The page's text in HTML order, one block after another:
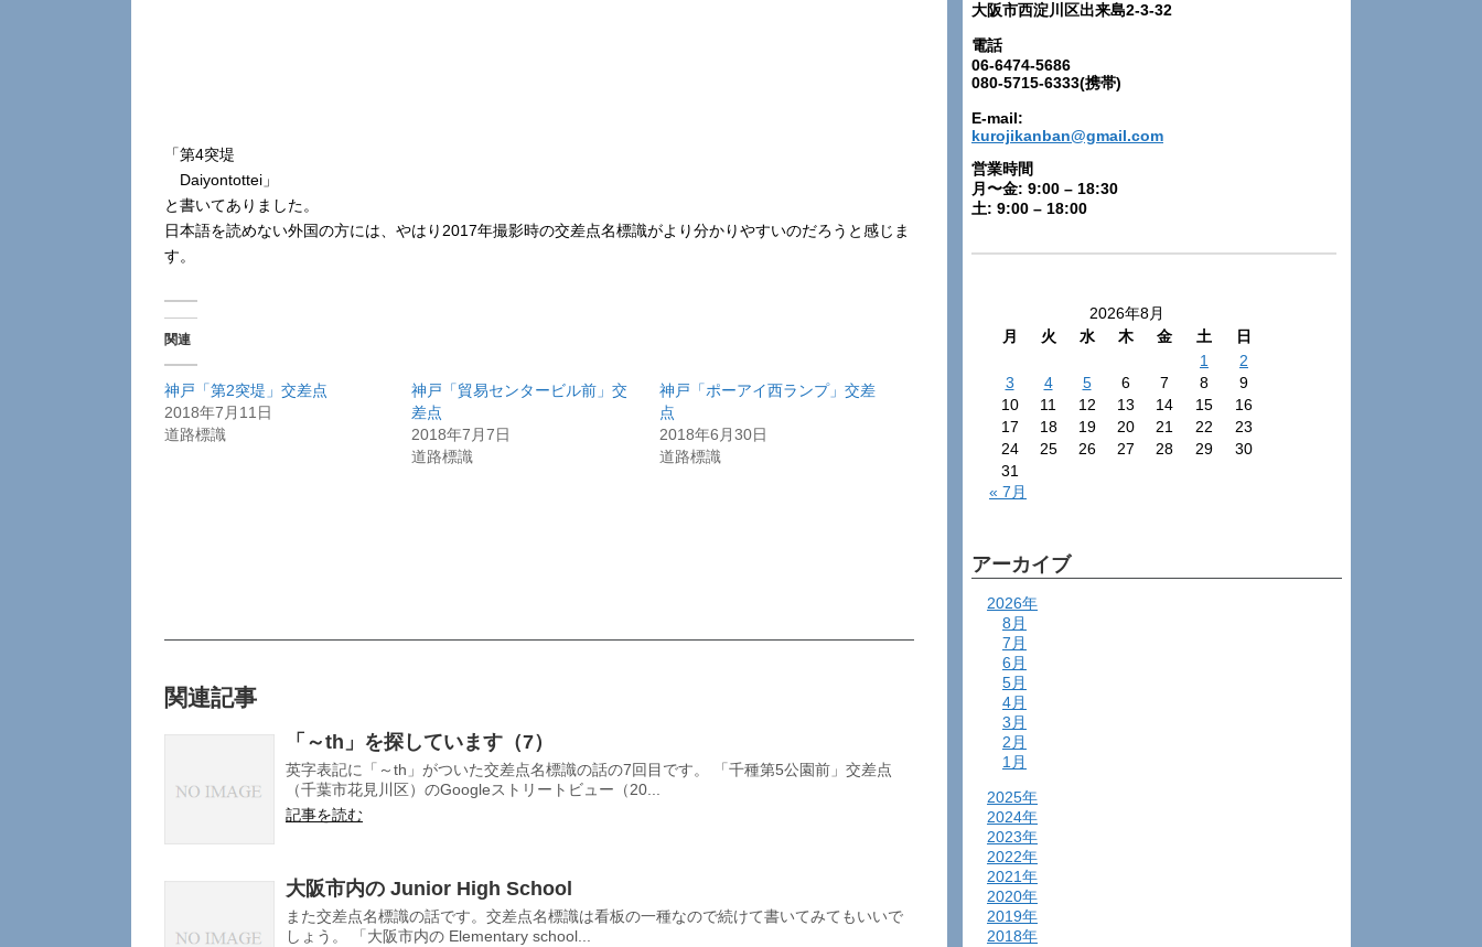
「第4突堤
Daiyontottei」
と書いてありました。
日本語を読めない外国の方には、やはり2017年撮影時の交差点名標識がより分かりやすいのだろうと感じま
す。
関連
神戸「第2突堤」交差点
2018年7月11日
道路標識
神戸「貿易センタービル前」交
差点
2018年7月7日
道路標識
神戸「ポーアイ西ランプ」交差
点
2018年6月30日
道路標識
関連記事
「～th」を探しています（7）
英字表記に「～th」がついた交差点名標識の話の7回目です。 「千種第5公園前」交差点
（千葉市花見川区）のGoogleストリートビュー（20...
記事を読む
大阪市内の Junior High School
また交差点名標識の話です。交差点名標識は看板の一種なので続けて書いてみてもいいで
しょう。 「大阪市内の Elementary school...
大阪市西淀川区出来島2-3-32
電話
06-6474-5686
080-5715-6333(携帯)
E-mail:
kurojikanban@gmail.com
営業時間
月〜金: 9:00 – 18:30
土: 9:00 – 18:00
2026年8月
月
火 水 木 金 土
日
1
2
3
4 5 6 7 8
9
10
11 12 13 14 15
16
17
18 19 20 21 22
23
24
25 26 27 28 29
30
31
« 7月
アーカイブ
2026年
8月
7月
6月
5月
4月
3月
2月
1月
2025年
2024年
2023年
2022年
2021年
2020年
2019年
2018年